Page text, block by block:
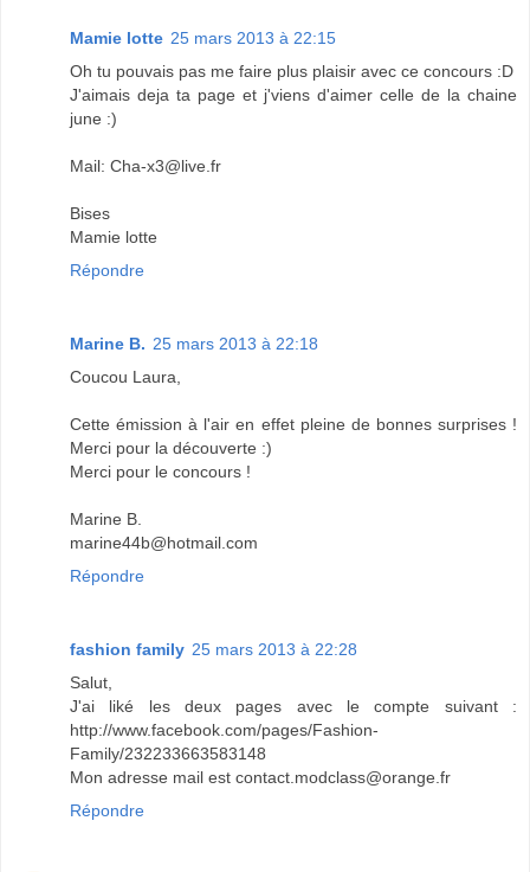
Mamie lotte 25 mars 2013 à 22:15
Oh tu pouvais pas me faire plus plaisir avec ce concours :D
J'aimais deja ta page et j'viens d'aimer celle de la chaine
june :)
Mail: Cha-x3@live.fr
Bises
Mamie lotte
Répondre
Marine B. 25 mars 2013 à 22:18
Coucou Laura,
Cette émission à l'air en effet pleine de bonnes surprises !
Merci pour la découverte :)
Merci pour le concours !
Marine B.
marine44b@hotmail.com
Répondre
fashion family 25 mars 2013 à 22:28
Salut,
J'ai liké les deux pages avec le compte suivant :
http://www.facebook.com/pages/Fashion-
Family/232233663583148
Mon adresse mail est contact.modclass@orange.fr
Répondre